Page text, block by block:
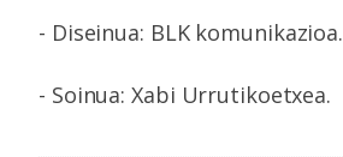
- Diseinua: BLK komunikazioa.
- Soinua: Xabi Urrutikoetxea.